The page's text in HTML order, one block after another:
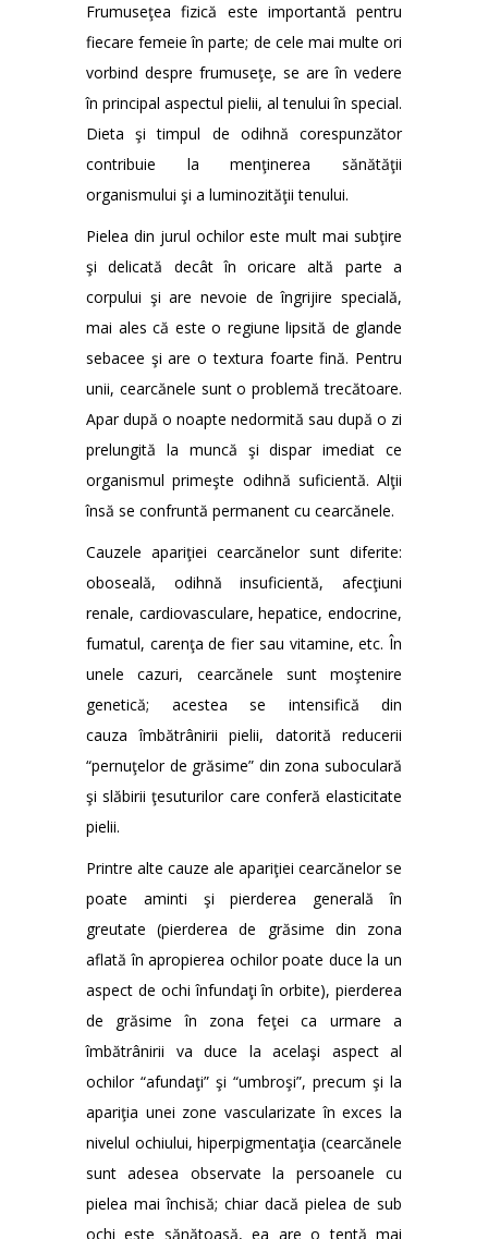
Frumuseţea fizică este importantă pentru
fiecare femeie în parte; de cele mai multe ori
vorbind despre frumuseţe, se are în vedere
în principal aspectul pielii, al tenului în special.
Dieta şi timpul de odihnă corespunzător
contribuie la menţinerea sănătăţii
organismului şi a luminozităţii tenului.
Pielea din jurul ochilor este mult mai subţire
şi delicată decât în oricare altă parte a
corpului şi are nevoie de îngrijire specială,
mai ales că este o regiune lipsită de glande
sebacee şi are o textura foarte fină. Pentru
unii, cearcănele sunt o problemă trecătoare.
Apar după o noapte nedormită sau după o zi
prelungită la muncă şi dispar imediat ce
organismul primeşte odihnă suficientă. Alţii
însă se confruntă permanent cu cearcănele.
Cauzele apariţiei cearcănelor sunt diferite:
oboseală, odihnă insuficientă, afecţiuni
renale, cardiovasculare, hepatice, endocrine,
fumatul, carenţa de fier sau vitamine, etc. În
unele cazuri, cearcănele sunt moştenire
genetică; acestea se intensifică din
cauza îmbătrânirii pielii, datorită reducerii
“pernuţelor de grăsime” din zona suboculară
şi slăbirii ţesuturilor care conferă elasticitate
pielii.
Printre alte cauze ale apariţiei cearcănelor se
poate aminti şi pierderea generală în
greutate (pierderea de grăsime din zona
aflată în apropierea ochilor poate duce la un
aspect de ochi înfundaţi în orbite), pierderea
de grăsime în zona feţei ca urmare a
îmbătrânirii va duce la acelaşi aspect al
ochilor “afundaţi” şi “umbroşi”, precum şi la
apariţia unei zone vascularizate în exces la
nivelul ochiului, hiperpigmentaţia (cearcănele
sunt adesea observate la persoanele cu
pielea mai închisă; chiar dacă pielea de sub
ochi este sănătoasă, ea are o tentă mai